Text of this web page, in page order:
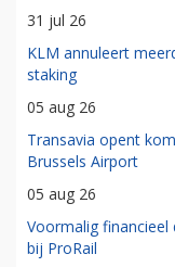
31 jul 26
KLM annuleert
staking
05 aug 26
Transavia opent
Brussels Airport
05 aug 26
Voormalig financieel
bij ProRail